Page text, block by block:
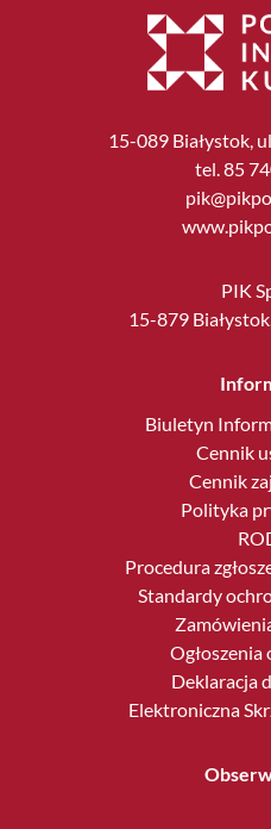
15-089 Białystok,
tel. 85
PIK
15-879
Biuletyn
Cennik
Cennik
Polityka
Procedura
Standardy
Ogłoszenia
Deklaracja
Elektroniczna